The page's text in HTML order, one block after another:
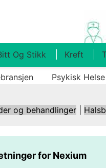
Og Stikk Kreft
Psykisk Helse
og behandlinger
for Nexium